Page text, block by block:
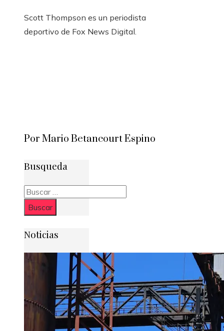
Scott Thompson es un periodista
deportivo de Fox News Digital.
Por Mario Betancourt Espino
Busqueda
Buscar:
Noticias